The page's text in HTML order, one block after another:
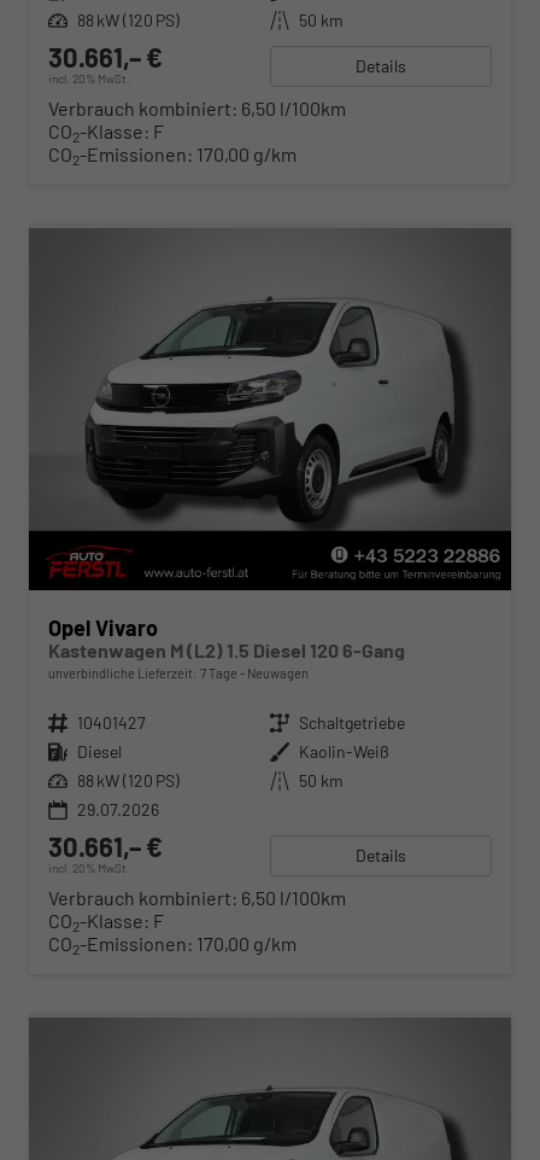
Leistung 88 kW (120 PS) Kilometerstand 50 km
30.661,– €
incl. 20% MwSt.
Details
Verbrauch kombiniert: 6,50 l/100km
CO2-Klasse: F
CO2-Emissionen: 170,00 g/km
Opel Vivaro
Kastenwagen M (L2) 1.5 Diesel 120 6-Gang
unverbindliche Lieferzeit: 7 Tage Neuwagen
Fahrzeugnr. 10401427 Getriebe Schaltgetriebe
Kraftstoff Diesel Außenfarbe Kaolin-Weiß
Leistung 88 kW (120 PS) Kilometerstand 50 km
29.07.2026
30.661,– €
incl. 20% MwSt.
Details
Verbrauch kombiniert: 6,50 l/100km
CO2-Klasse: F
CO2-Emissionen: 170,00 g/km